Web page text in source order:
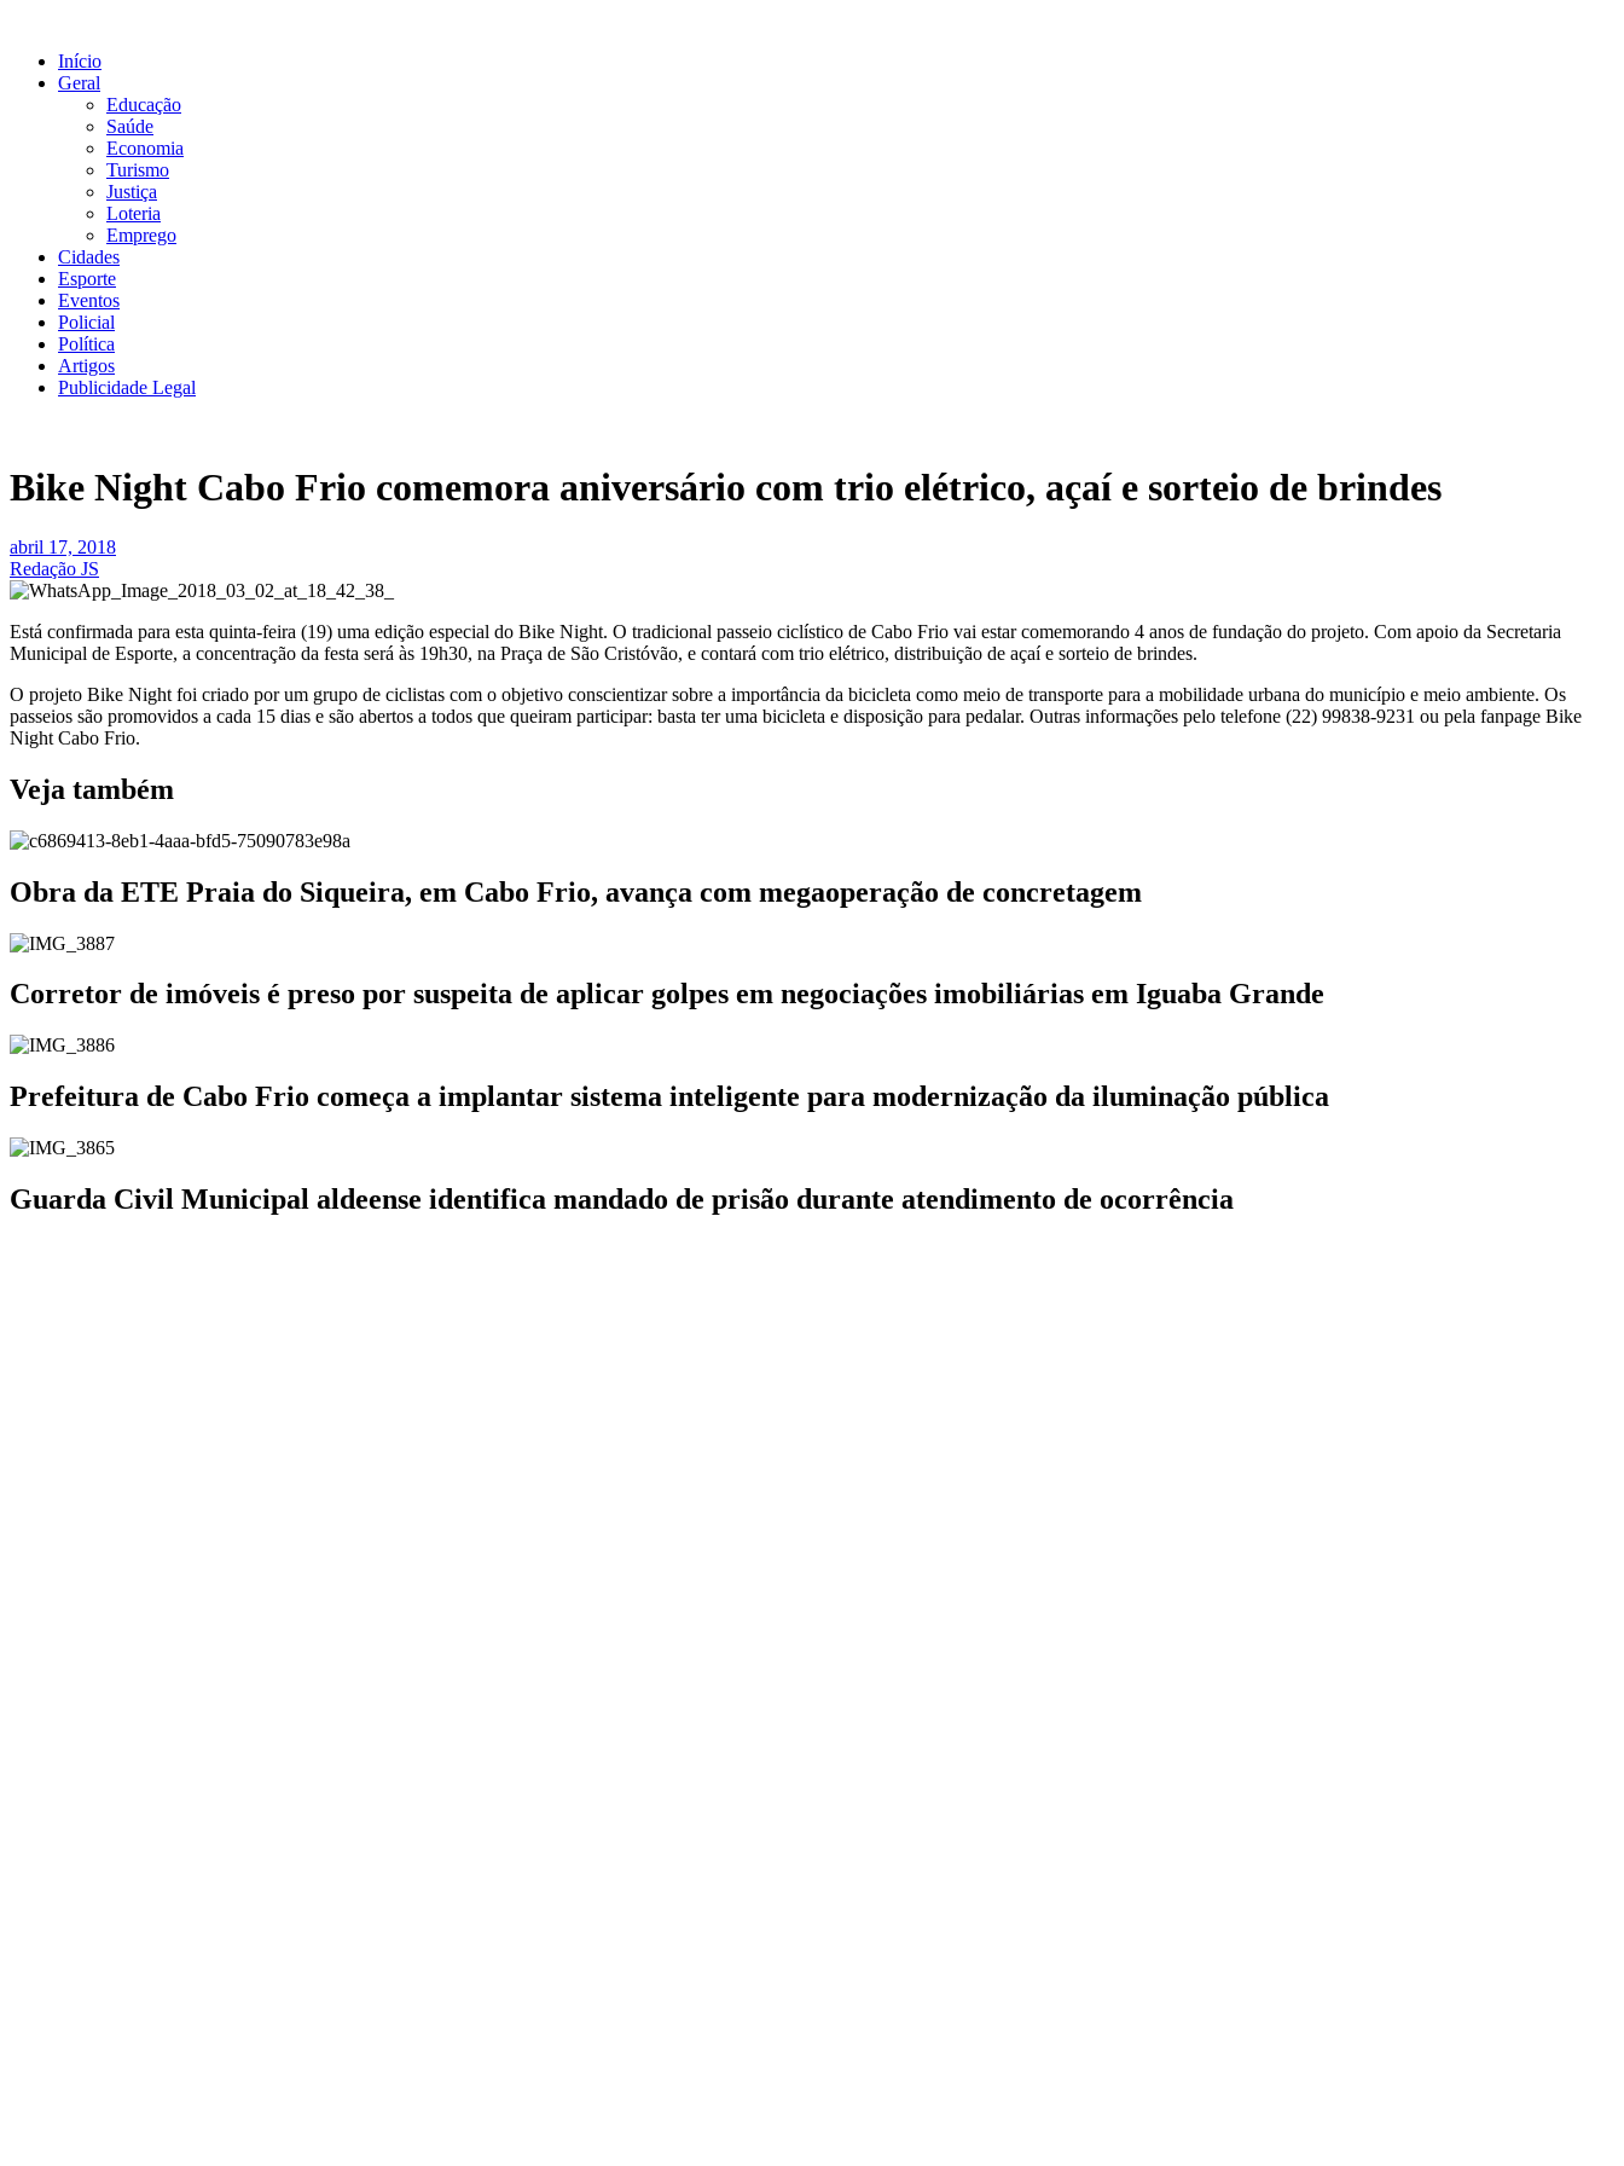
conteúdo
Início
Geral
Educação
Saúde
Economia
Turismo
Justiça
Loteria
Emprego
Cidades
Esporte
Eventos
Policial
Política
Artigos
Publicidade Legal
Bike Night Cabo Frio comemora aniversário com trio elétrico, açaí e sorteio de brindes
abril 17, 2018
Redação JS
Está confirmada para esta quinta-feira (19) uma edição especial do Bike Night. O tradicional passeio ciclístico de Cabo Frio vai estar comemorando 4 anos de fundação do projeto. Com apoio da Secretaria
Municipal de Esporte, a concentração da festa será às 19h30, na Praça de São Cristóvão, e contará com trio elétrico, distribuição de açaí e sorteio de brindes.
O projeto Bike Night foi criado por um grupo de ciclistas com o objetivo conscientizar sobre a importância da bicicleta como meio de transporte para a mobilidade urbana do município e meio ambiente. Os
passeios são promovidos a cada 15 dias e são abertos a todos que queiram participar: basta ter uma bicicleta e disposição para pedalar. Outras informações pelo telefone (22) 99838-9231 ou pela fanpage Bike
Night Cabo Frio.
Veja também
Obra da ETE Praia do Siqueira, em Cabo Frio, avança com megaoperação de concretagem
Corretor de imóveis é preso por suspeita de aplicar golpes em negociações imobiliárias em Iguaba Grande
Prefeitura de Cabo Frio começa a implantar sistema inteligente para modernização da iluminação pública
Guarda Civil Municipal aldeense identifica mandado de prisão durante atendimento de ocorrência